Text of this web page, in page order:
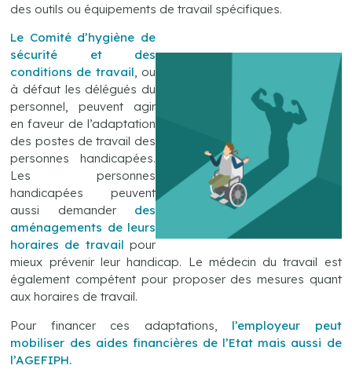
des outils ou équipements de travail spécifiques.
Le Comité d’hygiène de
sécurité et des
conditions de travail, ou
à défaut les délégués du
personnel, peuvent agir
en faveur de l’adaptation
des postes de travail des
personnes handicapées.
Les personnes
handicapées peuvent
aussi demander des
aménagements de leurs
horaires de travail pour
mieux prévenir leur handicap. Le médecin du travail est
également compétent pour proposer des mesures quant
aux horaires de travail.
Pour financer ces adaptations,
l’employeur peut
mobiliser des aides financières de l’Etat mais aussi de
l’AGEFIPH.